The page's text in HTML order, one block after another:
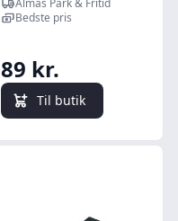
Almas Park & Fritid
Bedste pris
89 kr.
Til butik